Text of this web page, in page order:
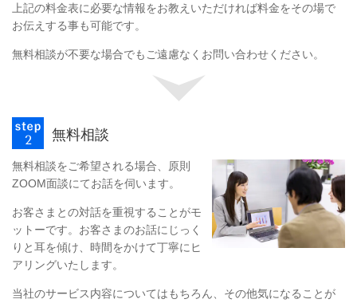
上記の料金表に必要な情報をお教えいただければ料金をその場で
お伝えする事も可能です。
無料相談が不要な場合でもご遠慮なくお問い合わせください。
無料相談
無料相談をご希望される場合、原則
ZOOM面談にてお話を伺います。
お客さまとの対話を重視することがモ
ットーです。お客さまのお話にじっく
りと耳を傾け、時間をかけて丁寧にヒ
アリングいたします。
当社のサービス内容についてはもちろん、その他気になることが